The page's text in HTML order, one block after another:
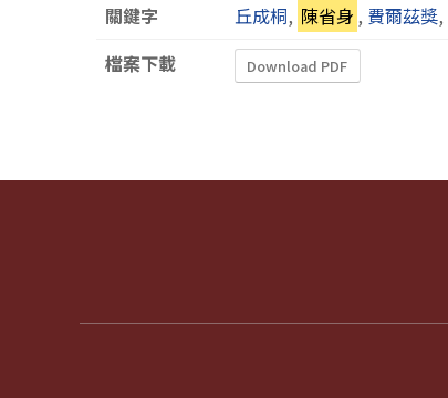
關鍵字
丘成桐, 陳省身 , 費爾茲獎,
檔案下載
Download PDF